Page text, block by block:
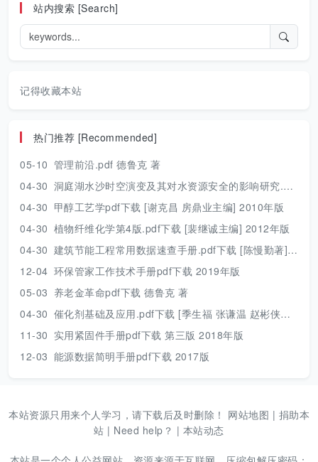
站内搜索 [Search]
记得收藏本站
热门推荐 [Recommended]
05-10 管理前沿.pdf 德鲁克 著
04-30 洞庭湖水沙时空演变及其对水资源安全的影响研究.pdf 胡光伟 著 2017年版
04-30 甲醇工艺学pdf下载 [谢克昌 房鼎业主编] 2010年版
04-30 植物纤维化学第4版.pdf下载 [裴继诚主编] 2012年版
04-30 建筑节能工程常用数据速查手册.pdf下载 [陈慢勤著] 2010年版
12-04 环保管家工作技术手册pdf下载 2019年版
05-03 养老金革命pdf下载 德鲁克 著
04-30 催化剂基础及应用.pdf下载 [季生福 张谦温 赵彬侠编] 2011年版
11-30 实用紧固件手册pdf下载 第三版 2018年版
12-03 能源数据简明手册pdf下载 2017版
本站资源只用来个人学习，请下载后及时删除！ 网站地图 | 捐助本
站 | Need help？ | 本站动态